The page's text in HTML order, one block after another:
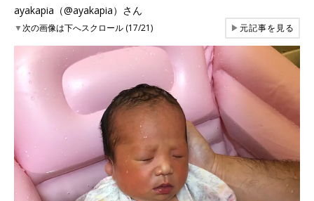
ayakapia（@ayakapia）さん
▼次の画像は下へスクロール (17/21) ▶元記事を見る